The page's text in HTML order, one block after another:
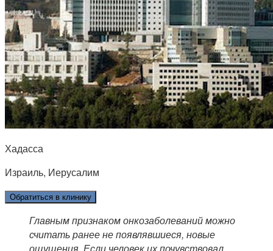
Хадасса
Израиль, Иерусалим
Обратиться в клинику
Главным признаком онкозаболеваний можно
считать ранее не появлявшиеся, новые